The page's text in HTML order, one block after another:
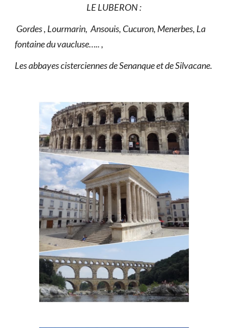
LE LUBERON :
Gordes , Lourmarin, Ansouis, Cucuron, Menerbes, La
fontaine du vaucluse….. ,
Les abbayes cisterciennes de Senanque et de Silvacane.